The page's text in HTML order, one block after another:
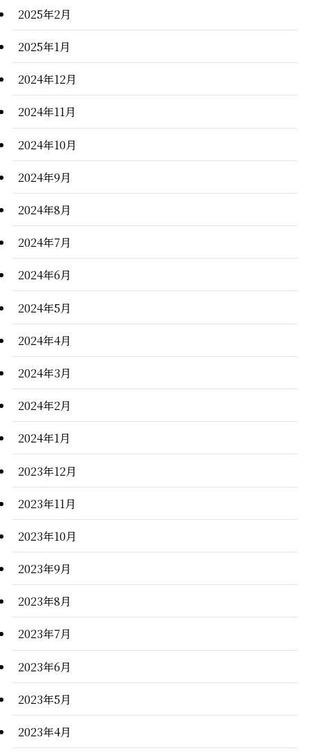
2025年2月
2025年1月
2024年12月
2024年11月
2024年10月
2024年9月
2024年8月
2024年7月
2024年6月
2024年5月
2024年4月
2024年3月
2024年2月
2024年1月
2023年12月
2023年11月
2023年10月
2023年9月
2023年8月
2023年7月
2023年6月
2023年5月
2023年4月